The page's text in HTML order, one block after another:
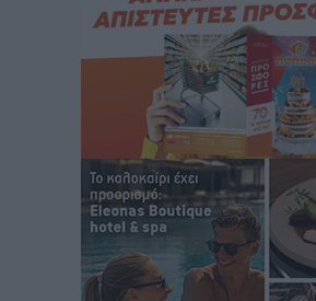
Μαστιχάρι – Αναποδογύρισε όχημα
πριν 8 ώρες
“Η Ευρώπη αντιμετώπιζε το
τρόμου” – Η συγκλονιστική
Γιασιράνη στον RV για τα
Σύμφωνο της Λέρου
Τοπικές Ειδήσεις • πριν 8 ώρες
Συναυλία με τον Γιάννη Κότσιρα